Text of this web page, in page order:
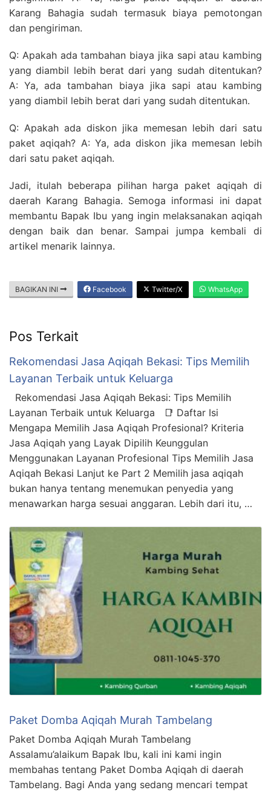
Karang Bahagia sudah termasuk biaya pemotongan
dan pengiriman.
Q: Apakah ada tambahan biaya jika sapi atau kambing
yang diambil lebih berat dari yang sudah ditentukan?
A: Ya, ada tambahan biaya jika sapi atau kambing
yang diambil lebih berat dari yang sudah ditentukan.
Q: Apakah ada diskon jika memesan lebih dari satu
paket aqiqah? A: Ya, ada diskon jika memesan lebih
dari satu paket aqiqah.
Jadi, itulah beberapa pilihan harga paket aqiqah di
daerah Karang Bahagia. Semoga informasi ini dapat
membantu Bapak Ibu yang ingin melaksanakan aqiqah
dengan baik dan benar. Sampai jumpa kembali di
artikel menarik lainnya.
BAGIKAN INI Facebook Twitter/X WhatsApp
Pos Terkait
Rekomendasi Jasa Aqiqah Bekasi: Tips Memilih
Layanan Terbaik untuk Keluarga
Rekomendasi Jasa Aqiqah Bekasi: Tips Memilih
Layanan Terbaik untuk Keluarga 📑 Daftar Isi
Mengapa Memilih Jasa Aqiqah Profesional? Kriteria
Jasa Aqiqah yang Layak Dipilih Keunggulan
Menggunakan Layanan Profesional Tips Memilih Jasa
Aqiqah Bekasi Lanjut ke Part 2 Memilih jasa aqiqah
bukan hanya tentang menemukan penyedia yang
menawarkan harga sesuai anggaran. Lebih dari itu, …
Paket Domba Aqiqah Murah Tambelang
Paket Domba Aqiqah Murah Tambelang
Assalamu’alaikum Bapak Ibu, kali ini kami ingin
membahas tentang Paket Domba Aqiqah di daerah
Tambelang. Bagi Anda yang sedang mencari tempat